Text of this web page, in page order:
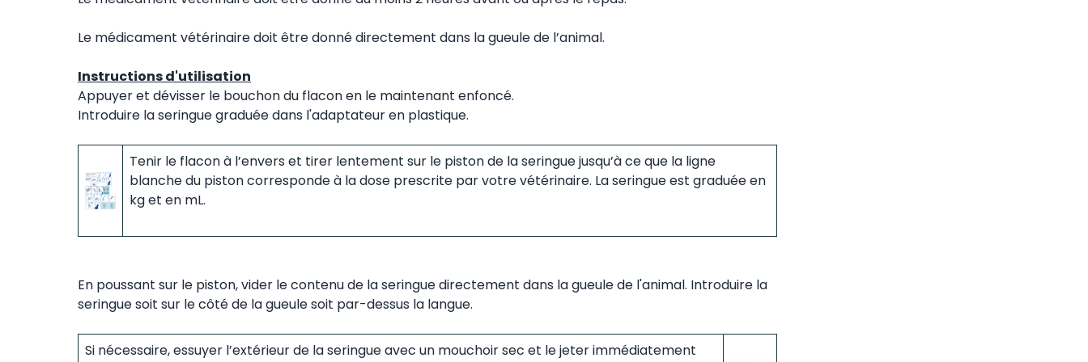
Le médicament vétérinaire doit être donné directement dans la gueule de l’animal.
Instructions d'utilisation
Appuyer et dévisser le bouchon du flacon en le maintenant enfoncé.
Introduire la seringue graduée dans l'adaptateur en plastique.
Tenir le flacon à l’envers et tirer lentement sur le piston de la seringue jusqu’à ce que la ligne
blanche du piston corresponde à la dose prescrite par votre vétérinaire. La seringue est graduée en
kg et en mL.
En poussant sur le piston, vider le contenu de la seringue directement dans la gueule de l'animal. Introduire la
seringue soit sur le côté de la gueule soit par-dessus la langue.
Si nécessaire, essuyer l’extérieur de la seringue avec un mouchoir sec et le jeter immédiatement